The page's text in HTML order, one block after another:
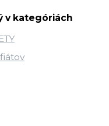
v kategóriách